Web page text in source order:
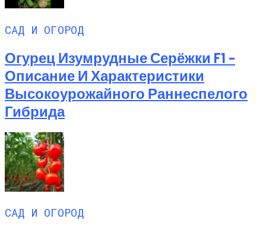
САД И ОГОРОД
Огурец Изумрудные Серёжки F1 –
Описание И Характеристики
Высокоурожайного Раннеспелого
Гибрида
САД И ОГОРОД